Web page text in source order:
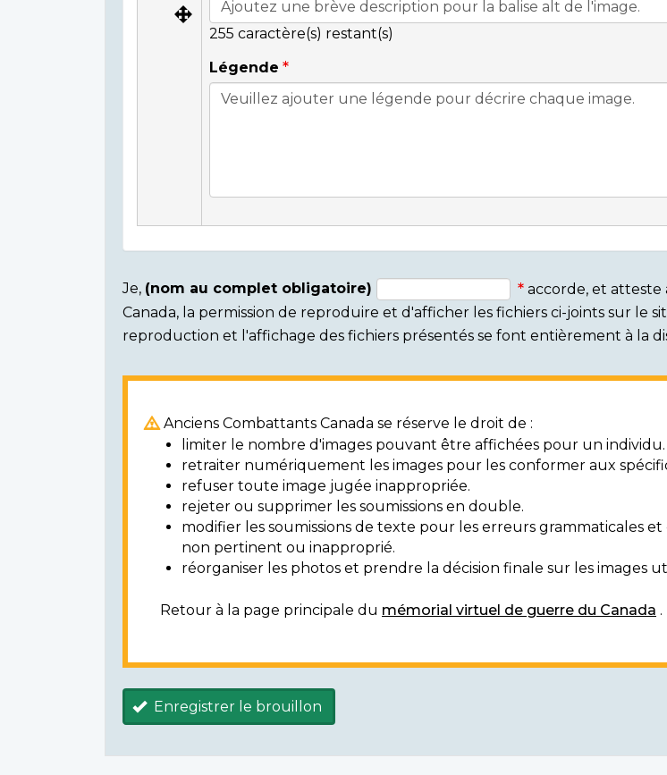
255 caractère(s) restant(s)
Légende
Consent
section
Je, (nom au complet obligatoire)
accorde, et atteste
Canada, la permission de reproduire et d'afficher les fichiers ci-joints sur le
reproduction et l'affichage des fichiers présentés se font entièrement à la
Anciens Combattants Canada se réserve le droit de :
limiter le nombre d'images pouvant être affichées pour un individu.
retraiter numériquement les images pour les conformer aux
refuser toute image jugée inappropriée.
rejeter ou supprimer les soumissions en double.
modifier les soumissions de texte pour les erreurs grammaticales
non pertinent ou inapproprié.
réorganiser les photos et prendre la décision finale sur les images
Retour à la page principale du mémorial virtuel de guerre du Canada .
Enregistrer le brouillon